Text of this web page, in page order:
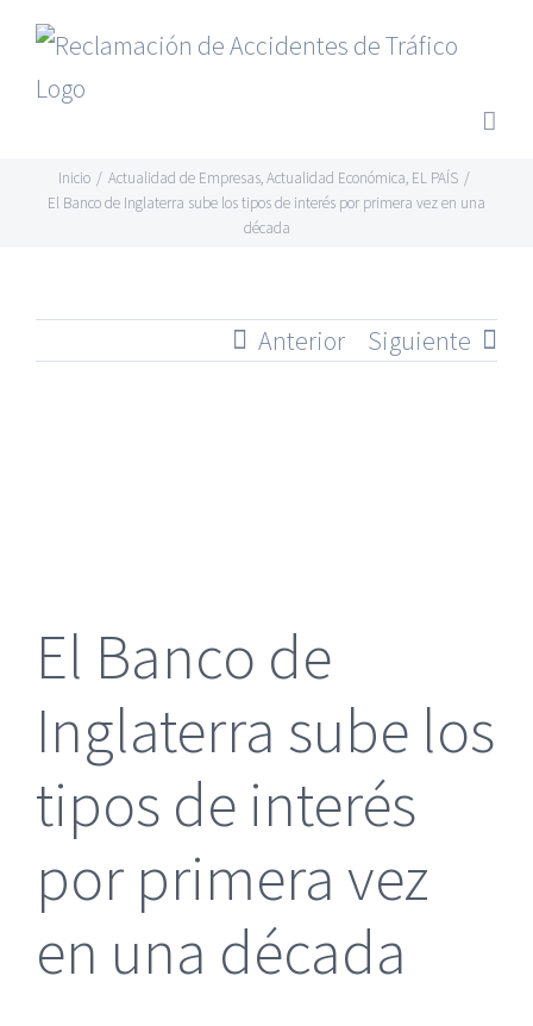
Saltar
contenido
Inicio / Actualidad de Empresas,Actualidad Económica, EL PAÍS /
El Banco de Inglaterra sube los tipos de interés por primera vez en una
década
Anterior Siguiente
El Banco de
Inglaterra sube los
tipos de interés
por primera vez
en una década